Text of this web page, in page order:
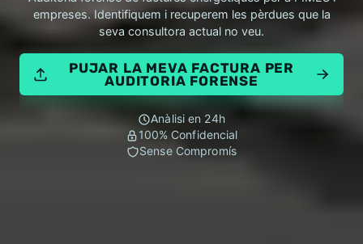
empreses. Identifiquem i recuperem les pèrdues que la
seva consultora actual no veu.
PUJAR LA MEVA FACTURA PER
AUDITORIA FORENSE
Anàlisi en 24h
100% Confidencial
Sense Compromís